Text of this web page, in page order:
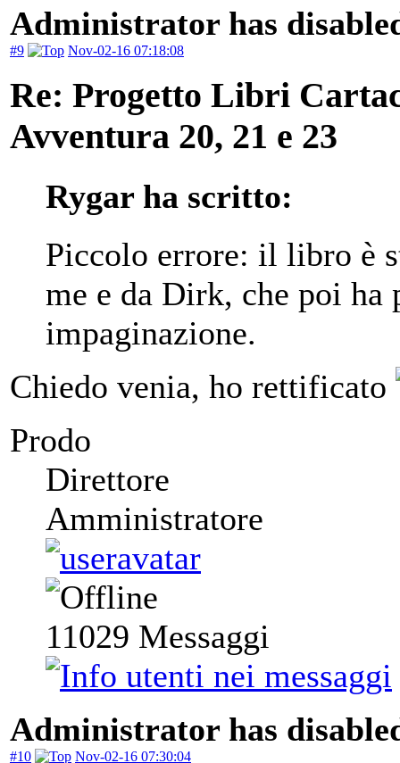
Administrator has
#9 Nov-02-16 07:18:08
Re: Progetto Libri
Avventura 20, 21 e 23
Rygar ha scritto:
Piccolo errore: il libro è
me e da Dirk, che poi ha
impaginazione.
Chiedo venia, ho rettificato
Prodo
Direttore
Amministratore
11029 Messaggi
Administrator has
#10 Nov-02-16 07:30:04